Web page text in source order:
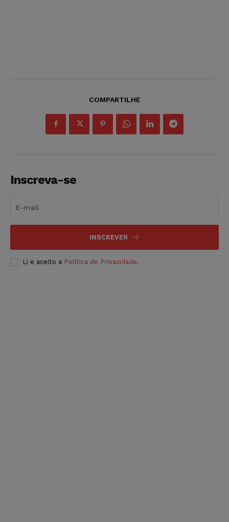
COMPARTILHE
Inscreva-se
INSCREVER
Li e aceito a Política de Privacidade.